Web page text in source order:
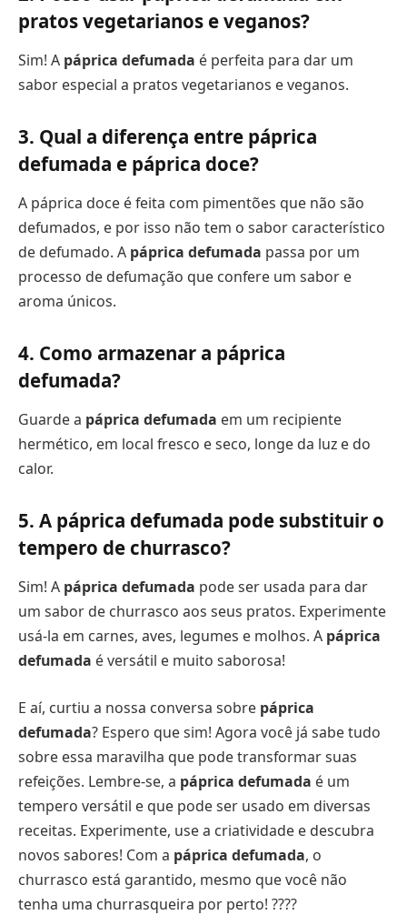
pratos vegetarianos e veganos?
Sim! A páprica defumada é perfeita para dar um
sabor especial a pratos vegetarianos e veganos.
3. Qual a diferença entre páprica
defumada e páprica doce?
A páprica doce é feita com pimentões que não são
defumados, e por isso não tem o sabor característico
de defumado. A páprica defumada passa por um
processo de defumação que confere um sabor e
aroma únicos.
4. Como armazenar a páprica
defumada?
Guarde a páprica defumada em um recipiente
hermético, em local fresco e seco, longe da luz e do
calor.
5. A páprica defumada pode substituir o
tempero de churrasco?
Sim! A páprica defumada pode ser usada para dar
um sabor de churrasco aos seus pratos. Experimente
usá-la em carnes, aves, legumes e molhos. A páprica
defumada é versátil e muito saborosa!
E aí, curtiu a nossa conversa sobre páprica
defumada? Espero que sim! Agora você já sabe tudo
sobre essa maravilha que pode transformar suas
refeições. Lembre-se, a páprica defumada é um
tempero versátil e que pode ser usado em diversas
receitas. Experimente, use a criatividade e descubra
novos sabores! Com a páprica defumada, o
churrasco está garantido, mesmo que você não
tenha uma churrasqueira por perto! ????